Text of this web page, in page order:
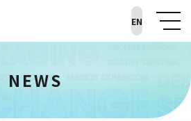
EN
NEWS